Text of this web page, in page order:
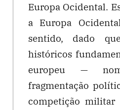
Europa Ocidental.
a Europa
sentido, dado
históricos
europeu —
fragmentação
competição